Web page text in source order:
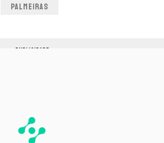
PALMEIRAS
PUBLICIDADE